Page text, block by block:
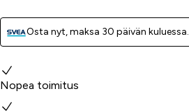
Osta nyt, ­maksa 30 päivän kuluessa.
Miksi valita meidät?
Nopea toimitus